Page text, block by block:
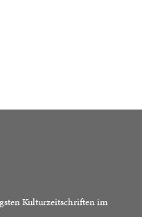
Kulturzeitschriften im